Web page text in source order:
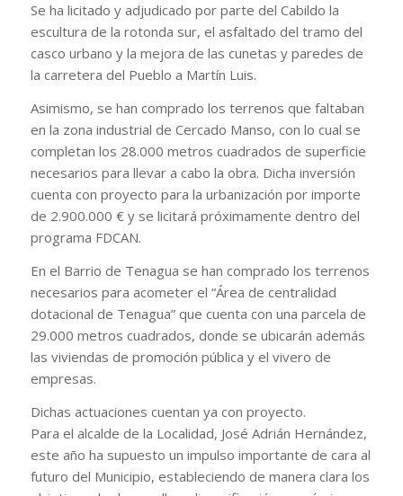
Se ha licitado y adjudicado por parte del Cabildo la
escultura de la rotonda sur, el asfaltado del tramo del
casco urbano y la mejora de las cunetas y paredes de
la carretera del Pueblo a Martín Luis.
Asimismo, se han comprado los terrenos que faltaban
en la zona industrial de Cercado Manso, con lo cual se
completan los 28.000 metros cuadrados de superficie
necesarios para llevar a cabo la obra. Dicha inversión
cuenta con proyecto para la urbanización por importe
de 2.900.000 € y se licitará próximamente dentro del
programa FDCAN.
En el Barrio de Tenagua se han comprado los terrenos
necesarios para acometer el “Área de centralidad
dotacional de Tenagua” que cuenta con una parcela de
29.000 metros cuadrados, donde se ubicarán además
las viviendas de promoción pública y el vivero de
empresas.
Dichas actuaciones cuentan ya con proyecto.
Para el alcalde de la Localidad, José Adrián Hernández,
este año ha supuesto un impulso importante de cara al
futuro del Municipio, estableciendo de manera clara los